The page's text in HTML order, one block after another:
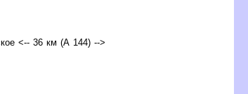
<-- 36 км (А 144) -->